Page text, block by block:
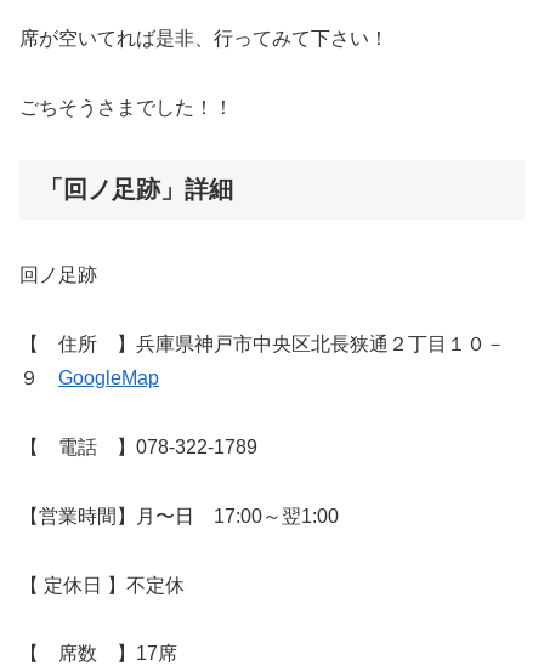
席が空いてれば是非、行ってみて下さい！
ごちそうさまでした！！
「回ノ足跡」詳細
回ノ足跡
【 住所 】兵庫県神戸市中央区北長狭通２丁目１０－
９ GoogleMap
【 電話 】078-322-1789
【営業時間】月〜日 17:00～翌1:00
【 定休日 】不定休
【 席数 】17席